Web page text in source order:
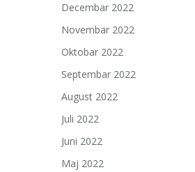
Decembar 2022
Novembar 2022
Oktobar 2022
Septembar 2022
August 2022
Juli 2022
Juni 2022
Maj 2022